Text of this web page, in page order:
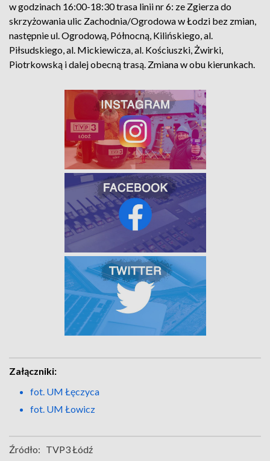
w godzinach 16:00-18:30 trasa linii nr 6: ze Zgierza do
skrzyżowania ulic Zachodnia/Ogrodowa w Łodzi bez zmian,
następnie ul. Ogrodową, Północną, Kilińskiego, al.
Piłsudskiego, al. Mickiewicza, al. Kościuszki, Żwirki,
Piotrkowską i dalej obecną trasą. Zmiana w obu kierunkach.
Załączniki:
fot. UM Łęczyca
fot. UM Łowicz
Źródło: TVP3 Łódź